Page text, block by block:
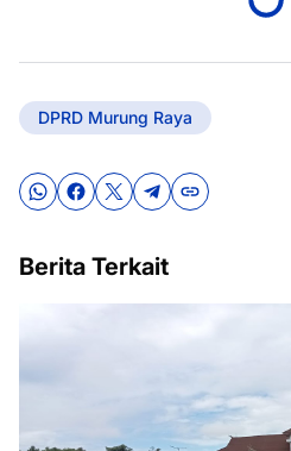
DPRD Murung Raya
Berita Terkait